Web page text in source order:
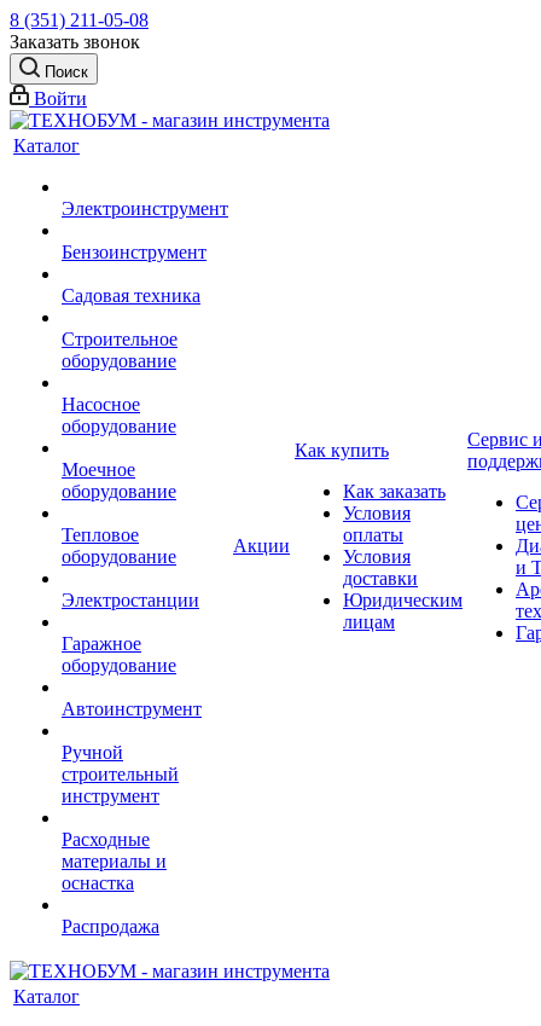
8 (351) 211-05-08
Заказать звонок
Поиск
Войти
Каталог
Электроинструмент
Бензоинструмент
Садовая техника
Строительное
оборудование
Насосное
оборудование
Моечное
оборудование
Тепловое
оборудование
Электростанции
Гаражное
оборудование
Автоинструмент
Ручной
строительный
инструмент
Расходные
материалы и
оснастка
Распродажа
Акции
Как купить
Как заказать
Условия
оплаты
Условия
доставки
Юридическим
лицам
Сервис
и
Каталог